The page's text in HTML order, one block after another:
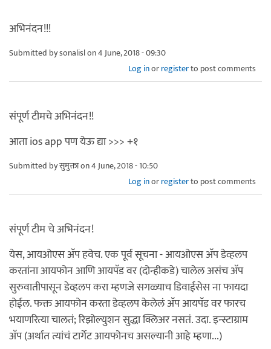
अभिनंदन!!!
Submitted bysonalislon 4 June, 2018 - 09:30
Log inorregisterto post comments
संपूर्ण टीमचे अभिनंदन!!
आता ios app पण येऊ द्या >>> +१
Submitted byसुमुक्ताon 4 June, 2018 - 10:50
Log inorregisterto post comments
संपूर्ण टीम चे अभिनंदन!
येस, आयओएस अ‍ॅप हवेच. एक पूर्व सूचना - आयओएस अ‍ॅप डेव्हलप
करतांना आयफोन आणि आयपॅड वर (दोन्हीकडे) चालेल असंच अ‍ॅप
सुरुवातीपासून डेव्हलप करा म्हणजे सगळ्याच डिवाईसेस ना फायदा
होईल. फक्त आयफोन करता डेव्हलप केलेलं अ‍ॅप आयपॅड वर फारच
भयाणरित्या चालतं; रिझोल्युशन सुद्धा क्लिअर नसतं. उदा. इन्स्टाग्राम
अ‍ॅप (अर्थात त्यांचं टार्गेट आयफोनच असल्यानी आहे म्हणा...)